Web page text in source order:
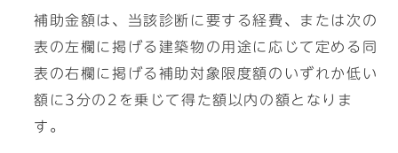
補助金額は、当該診断に要する経費、または次の
表の左欄に掲げる建築物の用途に応じて定める同
表の右欄に掲げる補助対象限度額のいずれか低い
額に3分の2を乗じて得た額以内の額となりま
す。